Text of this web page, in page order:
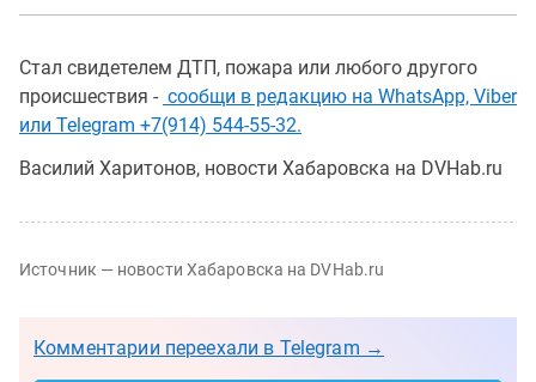
Стал свидетелем ДТП, пожара или любого другого
происшествия - сообщи в редакцию на WhatsApp, Viber
или Telegram +7(914) 544-55-32.
Василий Харитонов, новости Хабаровска на DVHab.ru
Источник — новости Хабаровска на DVHab.ru
Комментарии переехали в Telegram →